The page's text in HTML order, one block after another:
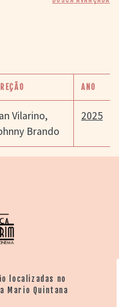
ANO
Vilarino,
Brando
2025
localizadas no
Mario Quintana